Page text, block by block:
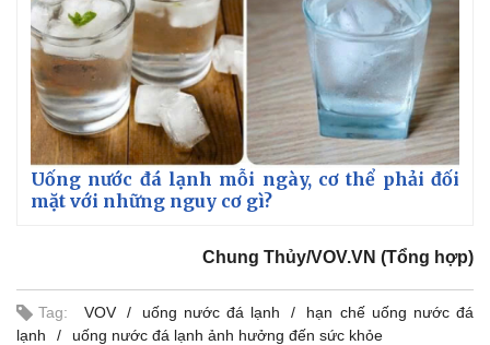
Kinh tế
Bất động sản
Khởi nghiệp
Thị trường
Giá vàng
Tiêu dùng
Tỷ giá
Giá cà phê
Uống nước đá lạnh mỗi ngày, cơ thể phải đối
mặt với những nguy cơ gì?
Chung Thủy/VOV.VN (Tổng hợp)
Tag: VOV uống nước đá lạnh
hạn chế uống nước đá
lạnh
uống nước đá lạnh ảnh hưởng đến sức khỏe